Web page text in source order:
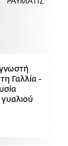
Γαλλία -